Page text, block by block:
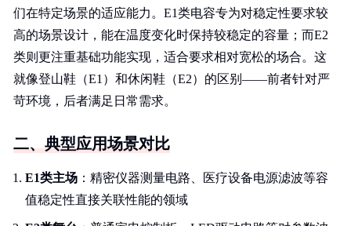
们在特定场景的适应能力。E1类电容专为对稳定性要求较
高的场景设计，能在温度变化时保持较稳定的容量；而E2
类则更注重基础功能实现，适合要求相对宽松的场合。这
就像登山鞋（E1）和休闲鞋（E2）的区别——前者针对严
苛环境，后者满足日常需求。
二、典型应用场景对比
E1类主场 ：精密仪器测量电路、医疗设备电源滤波等容
值稳定性直接关联性能的领域